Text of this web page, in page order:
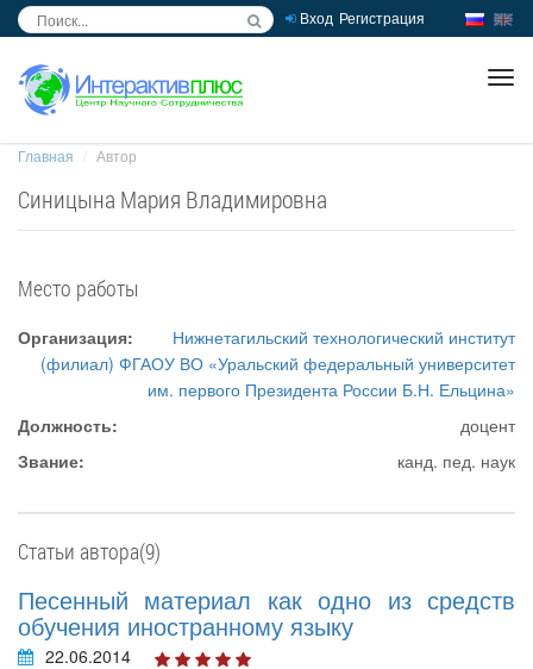
Вход Регистрация
Главная Автор
Синицына Мария Владимировна
Место работы
Организация:
Нижнетагильский технологический институт
(филиал) ФГАОУ ВО «Уральский федеральный университет
им. первого Президента России Б.Н. Ельцина»
Должность:
доцент
Звание:
канд. пед. наук
Статьи автора(9)
Песенный материал как одно из средств
обучения иностранному языку
22.06.2014